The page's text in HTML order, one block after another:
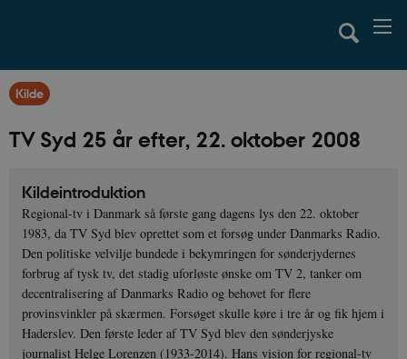
Kilde
TV Syd 25 år efter, 22. oktober 2008
Kildeintroduktion
Regional-tv i Danmark så første gang dagens lys den 22. oktober
1983, da TV Syd blev oprettet som et forsøg under Danmarks Radio.
Den politiske velvilje bundede i bekymringen for sønderjydernes
forbrug af tysk tv, det stadig uforløste ønske om TV 2, tanker om
decentralisering af Danmarks Radio og behovet for flere
provinsvinkler på skærmen. Forsøget skulle køre i tre år og fik hjem i
Haderslev. Den første leder af TV Syd blev den sønderjyske
journalist Helge Lorenzen (1933-2014). Hans vision for regional-tv